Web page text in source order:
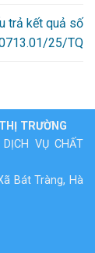
trả kết quả số
25/TQ
TRƯỜNG
VỤ CHẤT
Bát Tràng, Hà